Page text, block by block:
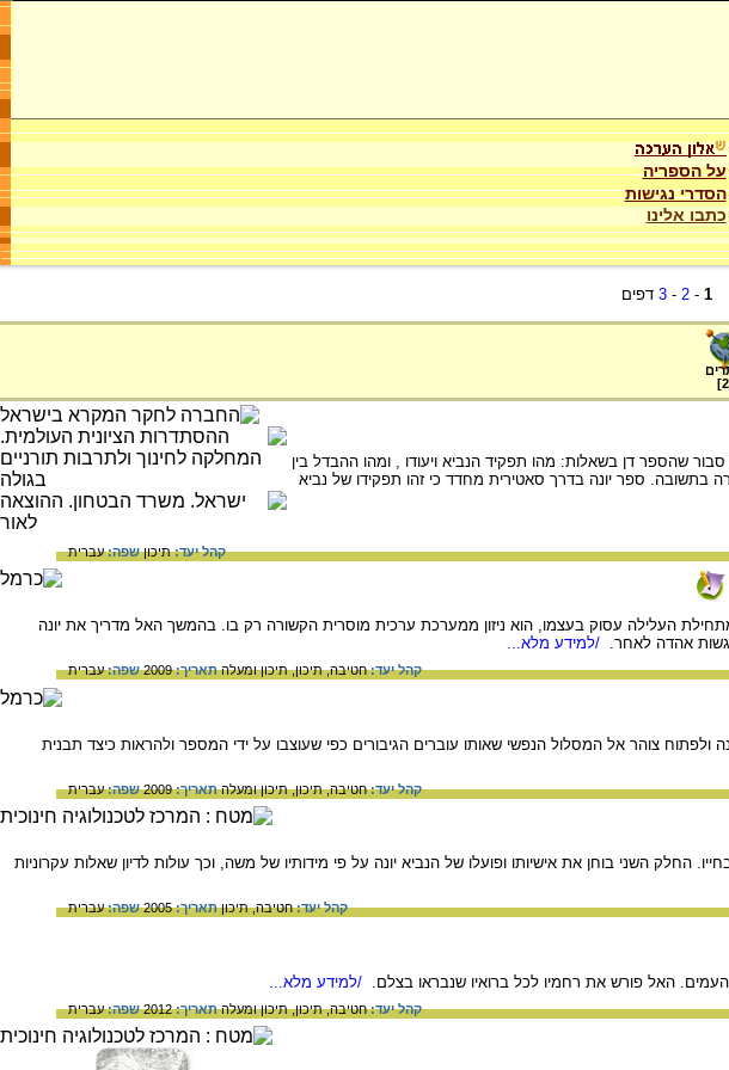
על הספריה
הסדרי נגישות
כתבו אלינו
1
-
2
-
3 דפים
2
]
שהספר דן בשאלות: מהו תפקיד הנביא ויעודו , ומהו ההבדל בין
בתשובה. ספר יונה בדרך סאטירית מחדד כי זהו תפקידו של נביא
קהל יעד:תיכוןשפה:עברית
העלילה עסוק בעצמו, הוא ניזון ממערכת ערכית מוסרית הקשורה רק בו. בהמשך האל מדריך את יונה
אהדה לאחר. /למידע מלא...
קהל יעד:חטיבה,תיכון,תיכון ומעלהתאריך:2009 שפה:עברית
צוהר אל המסלול הנפשי שאותו עוברים הגיבורים כפי שעוצבו על ידי המספר ולהראות כיצד תבנית
קהל יעד:חטיבה,תיכון,תיכון ומעלהתאריך:2009 שפה:עברית
השני בוחן את אישיותו ופועלו של הנביא יונה על פי מידותיו של משה, וכך עולות לדיון שאלות עקרוניות
קהל יעד:חטיבה,תיכוןתאריך:2005 שפה:עברית
העמים. האל פורש את רחמיו לכל ברואיו שנבראו בצלם. /למידע מלא...
קהל יעד:חטיבה,תיכון,תיכון ומעלהתאריך:2012 שפה:עברית